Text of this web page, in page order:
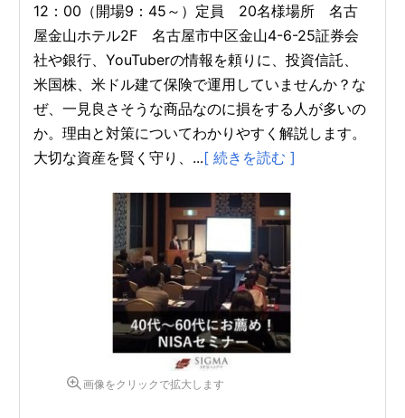
12：00（開場9：45～）定員 20名様場所 名古
屋金山ホテル2F 名古屋市中区金山4-6-25証券会
社や銀行、YouTuberの情報を頼りに、投資信託、
米国株、米ドル建て保険で運用していませんか？な
ぜ、一見良さそうな商品なのに損をする人が多いの
か。理由と対策についてわかりやすく解説します。
大切な資産を賢く守り、...[ 続きを読む ]
画像をクリックで拡大します